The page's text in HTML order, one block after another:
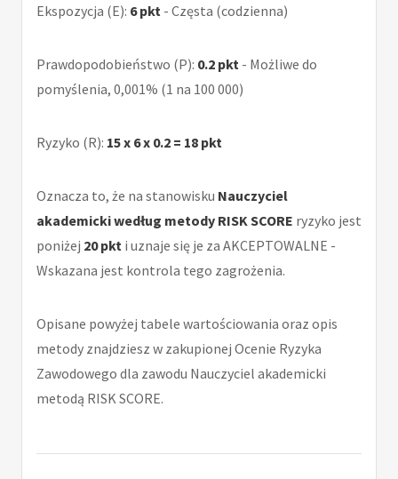
Ekspozycja (E): 6 pkt - Częsta (codzienna)
Prawdopodobieństwo (P): 0.2 pkt - Możliwe do
pomyślenia, 0,001% (1 na 100 000)
Ryzyko (R): 15 x 6 x 0.2 = 18 pkt
Oznacza to, że na stanowisku Nauczyciel
akademicki według metody RISK SCORE ryzyko jest
poniżej 20 pkt i uznaje się je za AKCEPTOWALNE -
Wskazana jest kontrola tego zagrożenia.
Opisane powyżej tabele wartościowania oraz opis
metody znajdziesz w zakupionej Ocenie Ryzyka
Zawodowego dla zawodu Nauczyciel akademicki
metodą RISK SCORE.